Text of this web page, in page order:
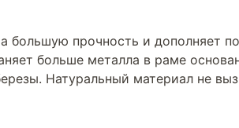
большую прочность и дополняет
больше металла в раме
Натуральный материал не